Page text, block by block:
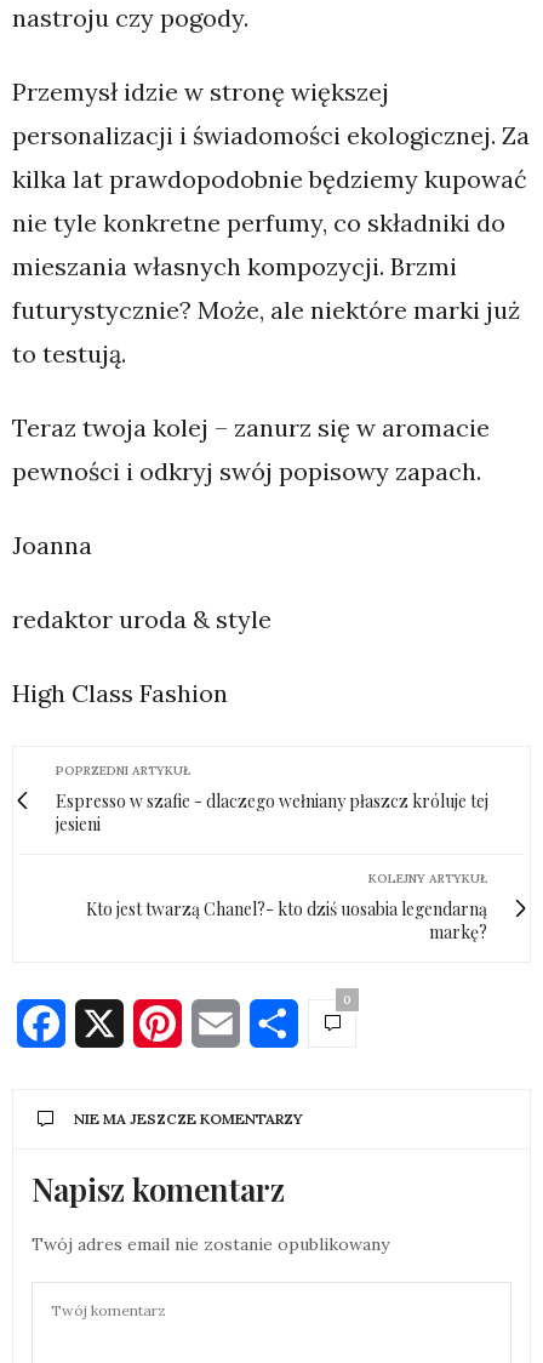
nastroju czy pogody.
Przemysł idzie w stronę większej
personalizacji i świadomości ekologicznej. Za
kilka lat prawdopodobnie będziemy kupować
nie tyle konkretne perfumy, co składniki do
mieszania własnych kompozycji. Brzmi
futurystycznie? Może, ale niektóre marki już
to testują.
Teraz twoja kolej – zanurz się w aromacie
pewności i odkryj swój popisowy zapach.
Joanna
redaktor uroda & style
High Class Fashion
POPRZEDNI ARTYKUŁ
Espresso w szafie - dlaczego wełniany płaszcz króluje tej
jesieni
KOLEJNY ARTYKUŁ
Kto jest twarzą Chanel?- kto dziś uosabia legendarną
markę?
Facebook PinterestEmail Share
0
NIE MA JESZCZE KOMENTARZY
Napisz komentarz
Twój adres email nie zostanie opublikowany